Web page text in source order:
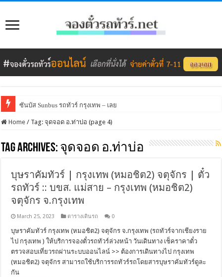
ซันบัส Sunbus รถทัวร์ กรุงเทพ – เลย
Home / Tag:จุดจอด อ.ท่าบ่อ (page 4)
Tag Archives: จุดจอด อ.ท่าบ่อ
บุษราคัมทัวร์ | กรุงเทพ (หมอชิต2) จตุจักร | ตั๋ว
รถทัวร์ :: บขส. แม่สาย – กรุงเทพ (หมอชิต2)
จตุจักร จ.กรุงเทพ
March 25, 2023 ตารางเดินรถ 0
บุษราคัมทัวร์ กรุงเทพ (หมอชิต2) จตุจักร จ.กรุงเทพ (รถทัวร์จากเชียงราย
ไป กรุงเทพ ) ให้บริการจองตั๋วรถทัวร์ล่วงหน้า วันเดินทาง เช็คราคาตั๋ว
ตรวจสอบเที่ยวรถผ่านระบบออนไลน์ >> ต้องการเดินทางไป กรุงเทพ
(หมอชิต2) จตุจักร สามารถใช้บริการรถทัวร์รถโดยสารบุษราคัมทัวร์ดูละ
กัน